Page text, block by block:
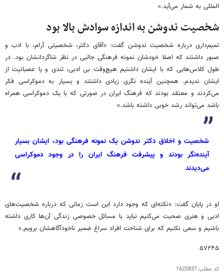
المللی به شمار می‌آید.»
شخصیت ندوشن به اندازه سوادش بالا بود
تمیم‌داری درباره شخصیت ندوشن گفت: «آقای دکتر، شخصیتی آرام، با ادب و
صبور داشتند که اصلا خودشان نمونه فرهنگی جالبی در نظر شاگردانشان بود. در
طول کلاس‌هایی که با ایشان داشتیم هیچ‌وقت بی ادبی، تندی و یا عصبانیت از
ایشان ندیدم. همچنین آینده نگری زیادی داشتند و بسیار به دموکراسی فکر
می‌کردند و معتقد بودند که فرهنگ ایران در صورتی که با یک دموکراسی همراه
باشد می‌تواند رشد خوبی داشته باشد.»
شخصیت و اخلاق دکتر ندوشن یک نمونه فرهنگی بود، ایشان بسیار
آینده‌نگر بودند و پیشرفت فرهنگ ایران را در وجود دموکراسی
می‌دیدند
او در پایان گفت: «نکته‌ای که وجود دارد این است زمانی که درباره شخصیت‌های
ادبی و هنری صحبت می‌کنیم نباید با مسائل خصوصی زندگی آن‌ها کاری داشته
باشیم و سعی نکنیم که برای شناخت افراد سراغ ضمیر ناخودآگاهشان برویم.»
۵۷۲۴۵
کد مطلب1625837